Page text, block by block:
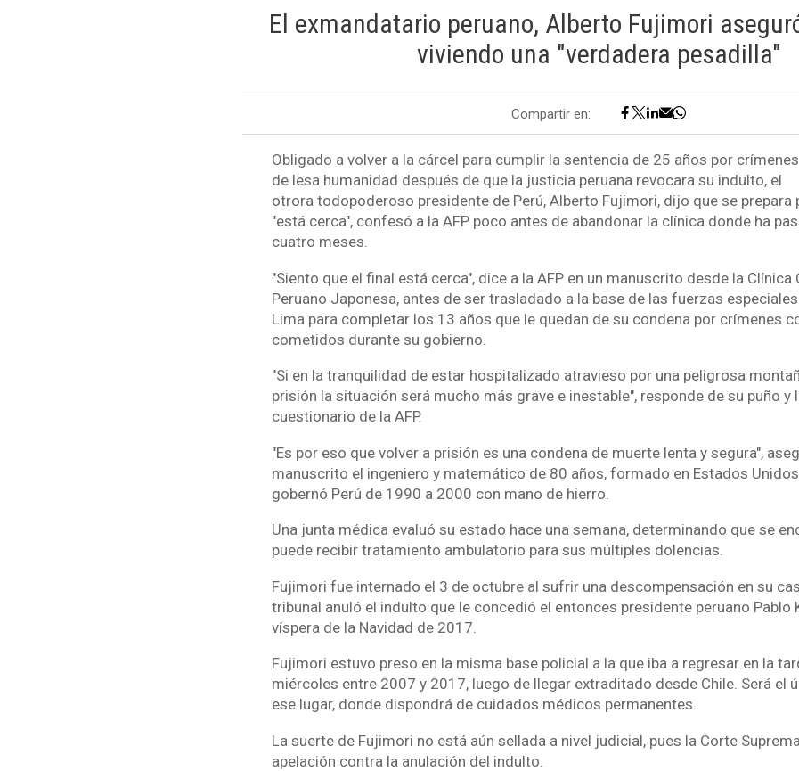
El exmandatario peruano, Alberto Fujimori
viviendo una "verdadera pesadilla"
Compartir en:
Obligado a volver a la cárcel para cumplir la sentencia de 25 años por crímenes
de lesa humanidad después de que la justicia peruana revocara su indulto, el
otrora todopoderoso presidente de Perú, Alberto Fujimori, dijo que se prepara
"está cerca", confesó a la AFP poco antes de abandonar la clínica donde ha
cuatro meses.
"Siento que el final está cerca", dice a la AFP en un manuscrito desde la Clínica
Peruano Japonesa, antes de ser trasladado a la base de las fuerzas
Lima para completar los 13 años que le quedan de su condena por crímenes
cometidos durante su gobierno.
"Si en la tranquilidad de estar hospitalizado atravieso por una peligrosa
prisión la situación será mucho más grave e inestable", responde de su puño y
cuestionario de la AFP.
"Es por eso que volver a prisión es una condena de muerte lenta y segura",
manuscrito el ingeniero y matemático de 80 años, formado en Estados Unidos
gobernó Perú de 1990 a 2000 con mano de hierro.
Una junta médica evaluó su estado hace una semana, determinando que se
puede recibir tratamiento ambulatorio para sus múltiples dolencias.
Fujimori fue internado el 3 de octubre al sufrir una descompensación en su
tribunal anuló el indulto que le concedió el entonces presidente peruano Pablo
víspera de la Navidad de 2017.
Fujimori estuvo preso en la misma base policial a la que iba a regresar en la
miércoles entre 2007 y 2017, luego de llegar extraditado desde Chile. Será el
ese lugar, donde dispondrá de cuidados médicos permanentes.
La suerte de Fujimori no está aún sellada a nivel judicial, pues la Corte
apelación contra la anulación del indulto.